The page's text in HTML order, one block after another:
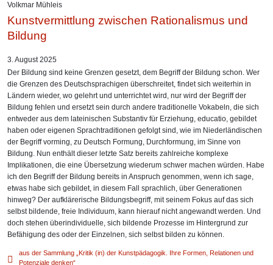
Volkmar Mühleis
Kunstvermittlung zwischen Rationalismus und
Bildung
3. August 2025
Der Bildung sind keine Grenzen gesetzt, dem Begriff der Bildung schon. Wer
die Grenzen des Deutschsprachigen überschreitet, findet sich weiterhin in
Ländern wieder, wo gelehrt und unterrichtet wird, nur wird der Begriff der
Bildung fehlen und ersetzt sein durch andere traditionelle Vokabeln, die sich
entweder aus dem lateinischen Substantiv für Erziehung, educatio, gebildet
haben oder eigenen Sprachtraditionen gefolgt sind, wie im Niederländischen
der Begriff vorming, zu Deutsch Formung, Durchformung, im Sinne von
Bildung. Nun enthält dieser letzte Satz bereits zahlreiche komplexe
Implikationen, die eine Übersetzung wiederum schwer machen würden. Habe
ich den Begriff der Bildung bereits in Anspruch genommen, wenn ich sage,
etwas habe sich gebildet, in diesem Fall sprachlich, über Generationen
hinweg? Der aufklärerische Bildungsbegriff, mit seinem Fokus auf das sich
selbst bildende, freie Individuum, kann hierauf nicht angewandt werden. Und
doch stehen überindividuelle, sich bildende Prozesse im Hintergrund zur
Befähigung des oder der Einzelnen, sich selbst bilden zu können.
aus der Sammlung „Kritik (in) der Kunstpädagogik. Ihre Formen, Relationen und
Potenziale denken“